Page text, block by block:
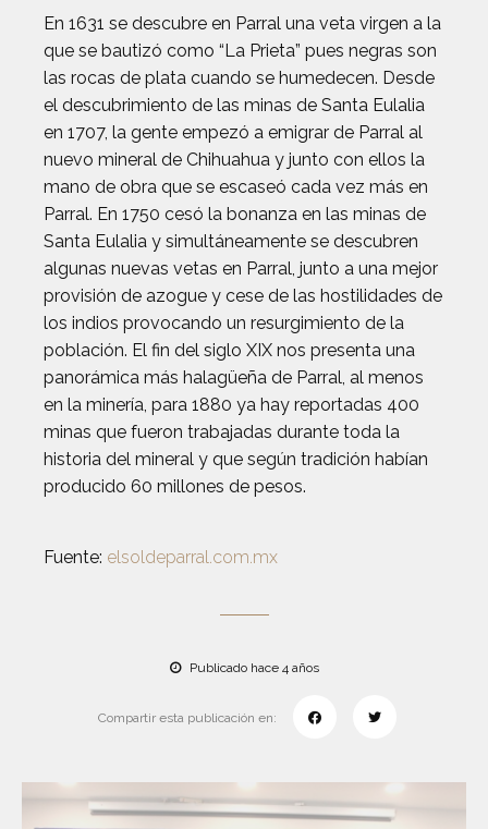
En 1631 se descubre en Parral una veta virgen a la
que se bautizó como “La Prieta” pues negras son
las rocas de plata cuando se humedecen. Desde
el descubrimiento de las minas de Santa Eulalia
en 1707, la gente empezó a emigrar de Parral al
nuevo mineral de Chihuahua y junto con ellos la
mano de obra que se escaseó cada vez más en
Parral. En 1750 cesó la bonanza en las minas de
Santa Eulalia y simultáneamente se descubren
algunas nuevas vetas en Parral, junto a una mejor
provisión de azogue y cese de las hostilidades de
los indios provocando un resurgimiento de la
población. El fin del siglo XIX nos presenta una
panorámica más halagüeña de Parral, al menos
en la minería, para 1880 ya hay reportadas 400
minas que fueron trabajadas durante toda la
historia del mineral y que según tradición habían
producido 60 millones de pesos.
Fuente: elsoldeparral.com.mx
Publicado hace 4 años
Compartir esta publicación en: